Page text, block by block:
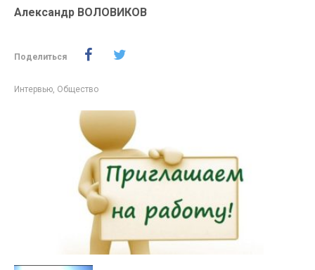
Александр ВОЛОВИКОВ
Поделиться
Интервью, Общество